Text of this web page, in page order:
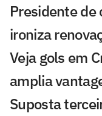
Presidente de
ironiza
Veja gols em
amplia
Suposta